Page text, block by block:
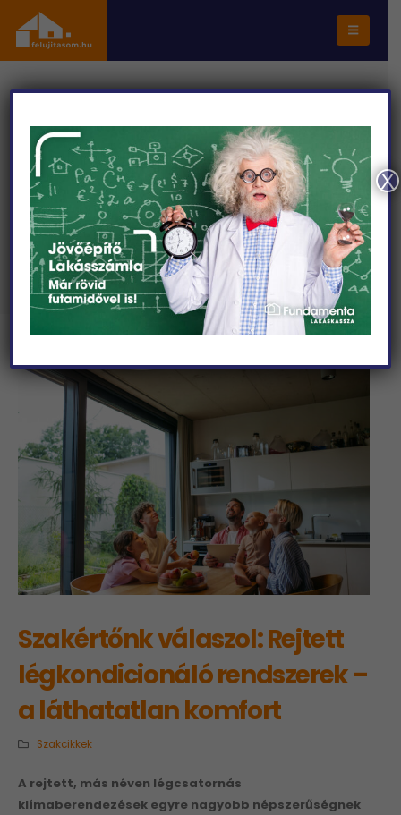
SZAKÉRTŐNK VÁLASZOL: REJTETT LÉGKONDICIONÁLÓ
RENDSZEREK – A LÁTHATATLAN KOMFORT
Szakértőnk válaszol: Rejtett
légkondicionáló rendszerek – a
láthatatlan komfort
Szakértőnk válaszol: Rejtett
légkondicionáló rendszerek –
a láthatatlan komfort
Szakcikkek
A rejtett, más néven légcsatornás
klímaberendezések egyre nagyobb népszerűségnek
X